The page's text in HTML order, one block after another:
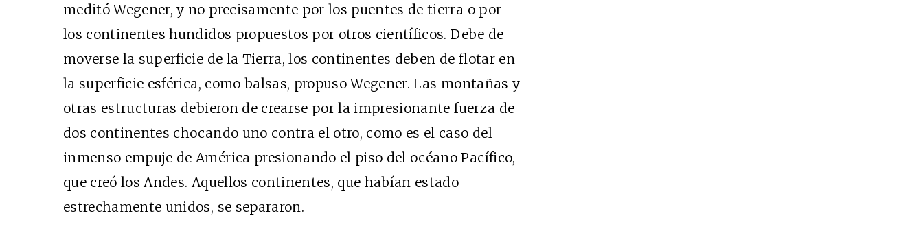
meditó Wegener, y no precisamente por los puentes de tierra o por
los continentes hundidos propuestos por otros científicos. Debe de
moverse la superficie de la Tierra, los continentes deben de flotar en
la superficie esférica, como balsas, propuso Wegener. Las montañas y
otras estructuras debieron de crearse por la impresionante fuerza de
dos continentes chocando uno contra el otro, como es el caso del
inmenso empuje de América presionando el piso del océano Pacífico,
que creó los Andes. Aquellos continentes, que habían estado
estrechamente unidos, se separaron.